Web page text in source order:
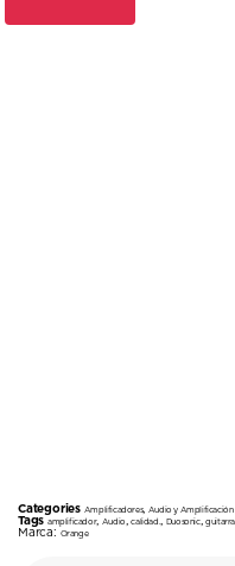
Categories Amplificadores, Audio y Amplificación
Tags amplificador, Audio ,calidad. Duosonic,
Marca: Orange